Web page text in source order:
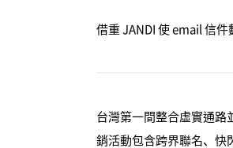
借重 JANDI 使 email 信
台灣第一間整合虛實通路
銷活動包含跨界聯名、快